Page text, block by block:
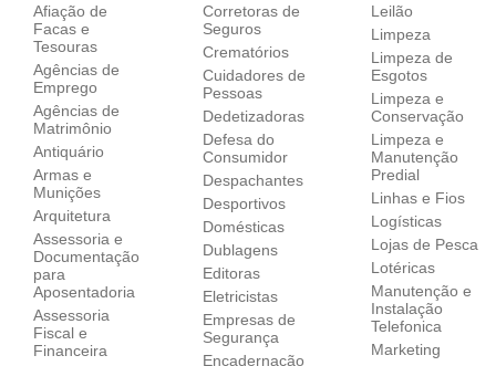
Afiação de
Facas e
Tesouras
Agências de
Emprego
Agências de
Matrimônio
Antiquário
Armas e
Munições
Arquitetura
Assessoria e
Documentação
para
Aposentadoria
Assessoria
Fiscal e
Financeira
Corretoras de
Seguros
Crematórios
Cuidadores de
Pessoas
Dedetizadoras
Defesa do
Consumidor
Despachantes
Desportivos
Domésticas
Dublagens
Editoras
Eletricistas
Empresas de
Segurança
Encadernação
Leilão
Limpeza
Limpeza de
Esgotos
Limpeza e
Conservação
Limpeza e
Manutenção
Predial
Linhas e Fios
Logísticas
Lojas de Pesca
Lotéricas
Manutenção e
Instalação
Telefonica
Marketing